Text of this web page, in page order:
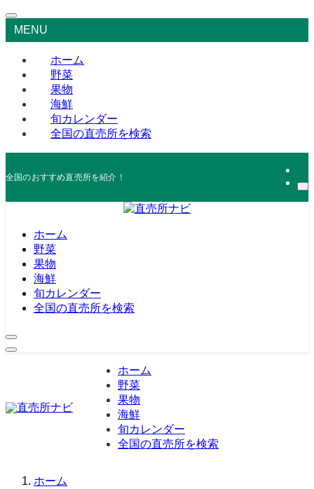
MENU
ホーム
野菜
果物
海鮮
旬カレンダー
全国の直売所を検索
全国のおすすめ直売所を紹介！
ホーム
野菜
果物
海鮮
旬カレンダー
全国の直売所を検索
ホーム
野菜
果物
海鮮
旬カレンダー
全国の直売所を検索
ホーム